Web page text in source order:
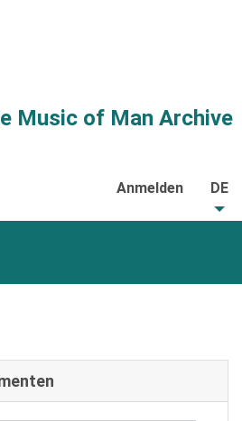
Music of Man Archive
Anmelden DE